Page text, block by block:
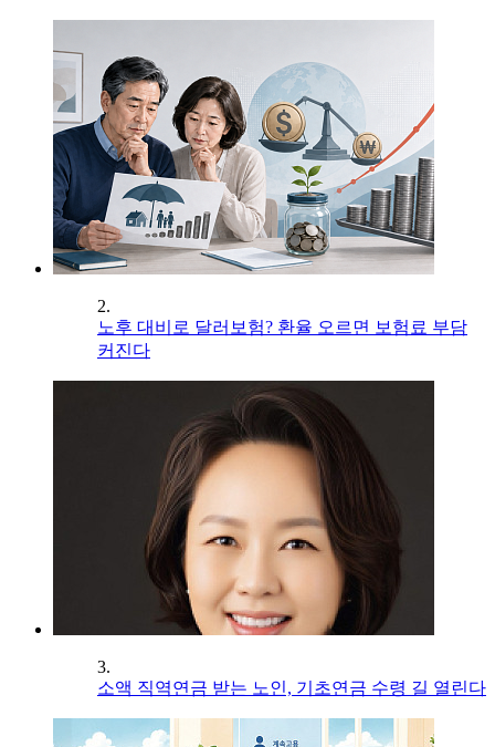
2.
노후 대비로 달러보험? 환율 오르면 보험료 부담
커진다
3.
소액 직역연금 받는 노인, 기초연금 수령 길 열린다